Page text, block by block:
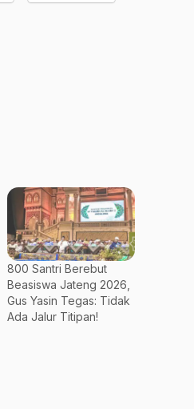
800 Santri Berebut
Beasiswa Jateng 2026,
Gus Yasin Tegas: Tidak
Ada Jalur Titipan!